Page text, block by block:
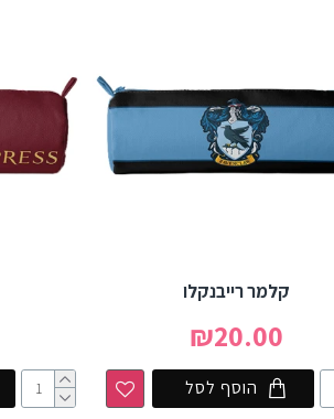
קלמר רייבנקלו
₪20.00
הוסף לסל